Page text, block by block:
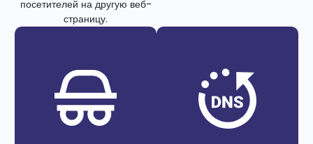
посетителей на другую веб-
страницу.